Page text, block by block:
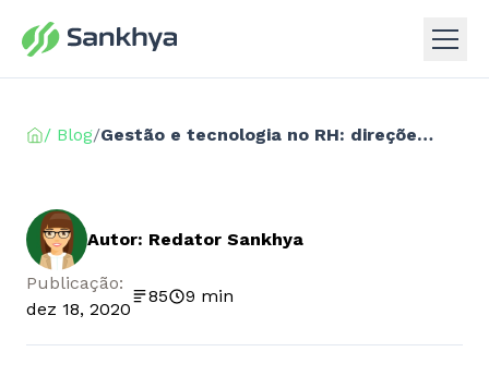
/ Blog/ Gestão e tecnologia no RH: direções para o futuro!
Autor: Redator Sankhya
Publicação:
dez 18, 2020
85 9 min